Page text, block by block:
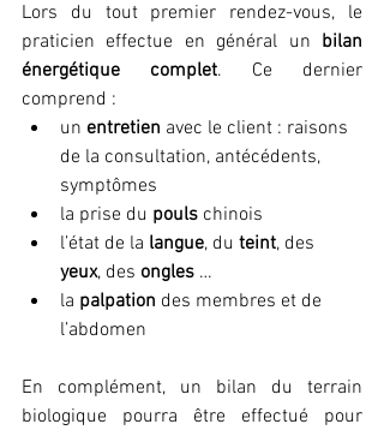
Lors du tout premier rendez-vous, le
praticien effectue en général un bilan
énergétique complet. Ce dernier
comprend :
un entretien avec le client : raisons
de la consultation, antécédents,
symptômes
la prise du pouls chinois
l’état de la langue, du teint, des
yeux, des ongles …
la palpation des membres et de
l’abdomen
En complément, un bilan du terrain
biologique pourra être effectué pour